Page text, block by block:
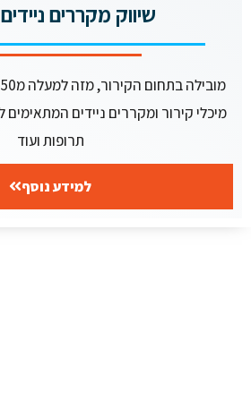
שיווק מקררים ניידים
מיכלי קירור ומקררים ניידים
תרופות ועוד
למידע נוסף